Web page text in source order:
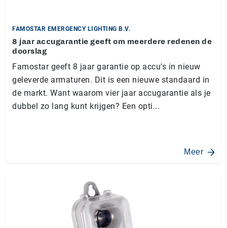
FAMOSTAR EMERGENCY LIGHTING B.V.
8 jaar accugarantie geeft om meerdere redenen de
doorslag
Famostar geeft 8 jaar garantie op accu's in nieuw
geleverde armaturen. Dit is een nieuwe standaard in
de markt. Want waarom vier jaar accugarantie als je
dubbel zo lang kunt krijgen? Een opti...
Meer